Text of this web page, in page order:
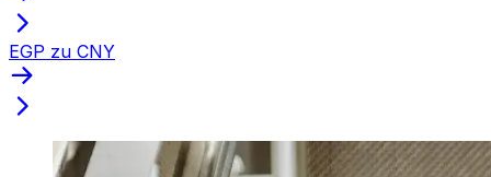
EGP zu CNY